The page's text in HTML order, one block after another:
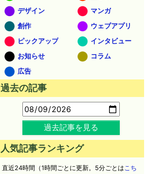
デザイン
マンガ
創作
ウェブアプリ
ピックアップ
インタビュー
お知らせ
コラム
広告
過去の記事
過去記事を見る
人気記事ランキング
直近24時間（1時間ごとに更新。5分ごとはこち